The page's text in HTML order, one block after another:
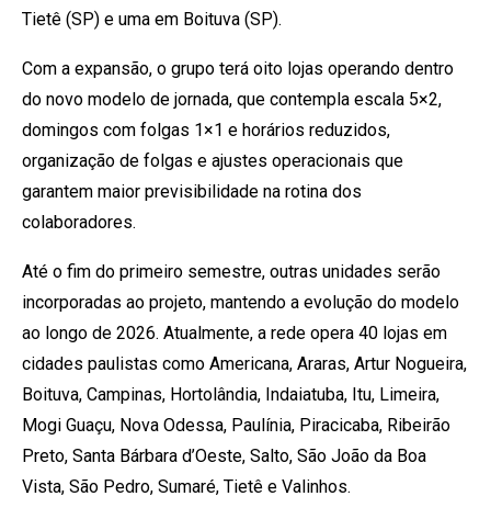
Tietê (SP) e uma em Boituva (SP).
Com a expansão, o grupo terá oito lojas operando dentro
do novo modelo de jornada, que contempla escala 5×2,
domingos com folgas 1×1 e horários reduzidos,
organização de folgas e ajustes operacionais que
garantem maior previsibilidade na rotina dos
colaboradores.
Até o fim do primeiro semestre, outras unidades serão
incorporadas ao projeto, mantendo a evolução do modelo
ao longo de 2026. Atualmente, a rede opera 40 lojas em
cidades paulistas como Americana, Araras, Artur Nogueira,
Boituva, Campinas, Hortolândia, Indaiatuba, Itu, Limeira,
Mogi Guaçu, Nova Odessa, Paulínia, Piracicaba, Ribeirão
Preto, Santa Bárbara d’Oeste, Salto, São João da Boa
Vista, São Pedro, Sumaré, Tietê e Valinhos.